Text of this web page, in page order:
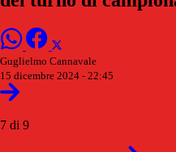
Guglielmo Cannavale
15 dicembre 2024 - 22:45
7 di 9